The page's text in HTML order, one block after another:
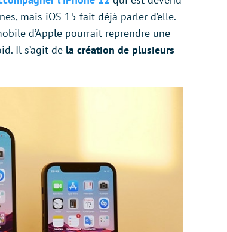
mais iOS 15 fait déjà parler d’elle.
d’Apple pourrait reprendre une
Il s’agit de la création de plusieurs